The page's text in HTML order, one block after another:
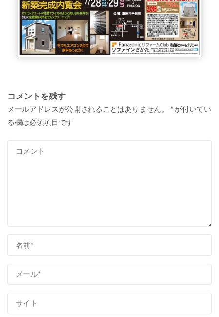
コメントを残す
メールアドレスが公開されることはありません。 * が付いてい
る欄は必須項目です